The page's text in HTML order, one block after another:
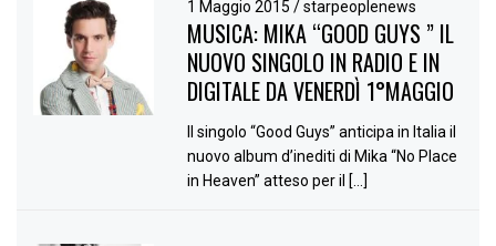
1 Maggio 2015/ starpeoplenews
MUSICA: MIKA “GOOD GUYS ” IL
NUOVO SINGOLO IN RADIO E IN
DIGITALE DA VENERDÌ 1°MAGGIO
Il singolo “Good Guys” anticipa in Italia il
nuovo album d’inediti di Mika “No Place
in Heaven” atteso per il […]